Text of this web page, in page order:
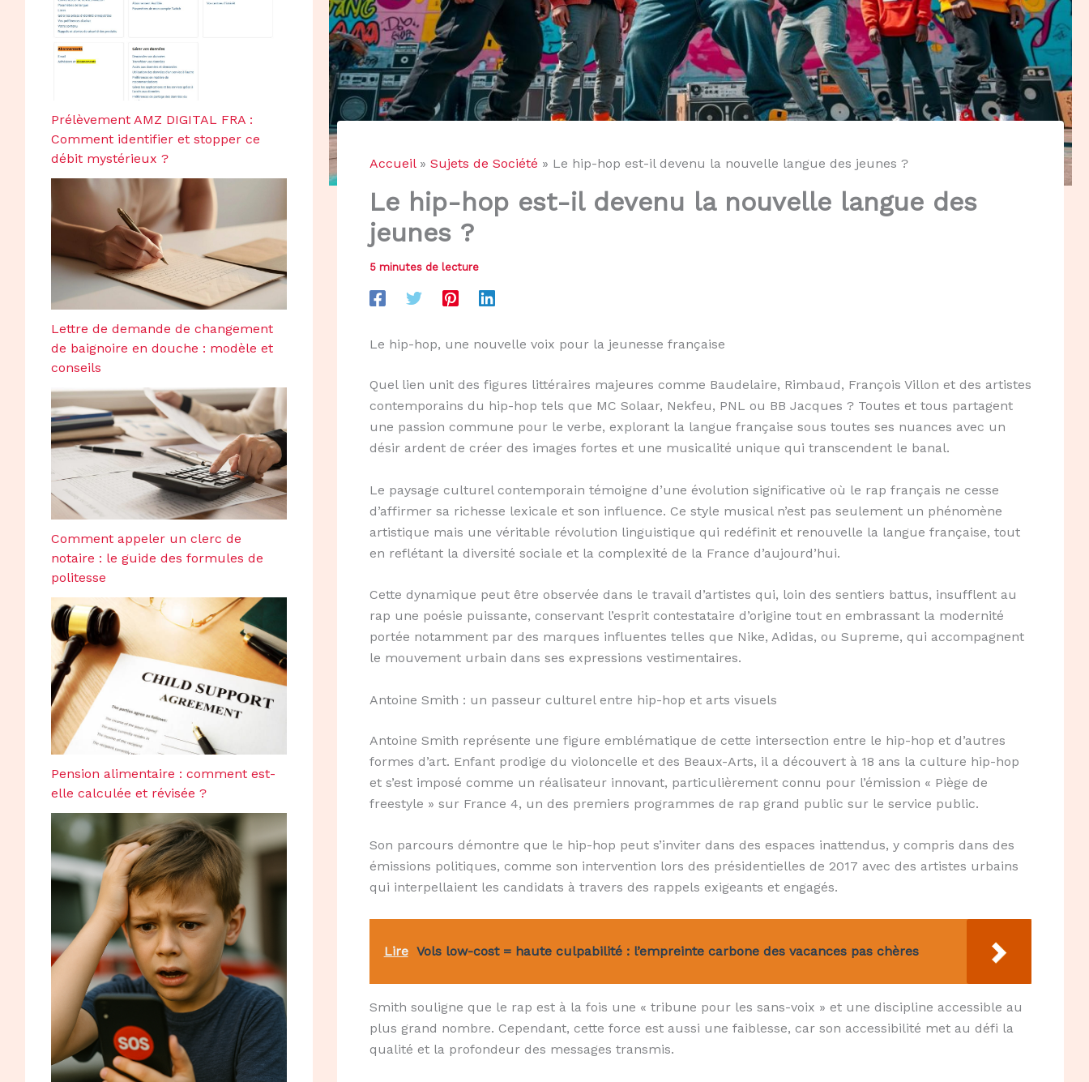
Prélèvement AMZ DIGITAL FRA :
Comment identifier et stopper ce
débit mystérieux ?
Lettre de demande de changement
de baignoire en douche : modèle et
conseils
Comment appeler un clerc de
notaire : le guide des formules de
politesse
Pension alimentaire : comment est-
elle calculée et révisée ?
Accueil Sujets de Société Le hip-hop est-il devenu la nouvelle langue des jeunes ?
Le hip-hop est-il devenu la nouvelle langue des
jeunes ?
5 minutes de lecture
Le hip-hop, une nouvelle voix pour la jeunesse française
Quel lien unit des figures littéraires majeures comme Baudelaire, Rimbaud, François Villon et des artistes
contemporains du hip-hop tels que MC Solaar, Nekfeu, PNL ou BB Jacques ? Toutes et tous partagent
une passion commune pour le verbe, explorant la langue française sous toutes ses nuances avec un
désir ardent de créer des images fortes et une musicalité unique qui transcendent le banal.
Le paysage culturel contemporain témoigne d’une évolution significative où le rap français ne cesse
d’affirmer sa richesse lexicale et son influence. Ce style musical n’est pas seulement un phénomène
artistique mais une véritable révolution linguistique qui redéfinit et renouvelle la langue française, tout
en reflétant la diversité sociale et la complexité de la France d’aujourd’hui.
Cette dynamique peut être observée dans le travail d’artistes qui, loin des sentiers battus, insufflent au
rap une poésie puissante, conservant l’esprit contestataire d’origine tout en embrassant la modernité
portée notamment par des marques influentes telles que Nike, Adidas, ou Supreme, qui accompagnent
le mouvement urbain dans ses expressions vestimentaires.
Antoine Smith : un passeur culturel entre hip-hop et arts visuels
Antoine Smith représente une figure emblématique de cette intersection entre le hip-hop et d’autres
formes d’art. Enfant prodige du violoncelle et des Beaux-Arts, il a découvert à 18 ans la culture hip-hop
et s’est imposé comme un réalisateur innovant, particulièrement connu pour l’émission « Piège de
freestyle » sur France 4, un des premiers programmes de rap grand public sur le service public.
Son parcours démontre que le hip-hop peut s’inviter dans des espaces inattendus, y compris dans des
émissions politiques, comme son intervention lors des présidentielles de 2017 avec des artistes urbains
qui interpellaient les candidats à travers des rappels exigeants et engagés.
Lire Vols low-cost = haute culpabilité : l’empreinte carbone des vacances pas chères
Smith souligne que le rap est à la fois une « tribune pour les sans-voix » et une discipline accessible au
plus grand nombre. Cependant, cette force est aussi une faiblesse, car son accessibilité met au défi la
qualité et la profondeur des messages transmis.